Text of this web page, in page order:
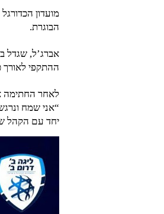
הבוגרת.
ההתקפי לאורך
לאחר החתימה
“אני שמח
יחד עם הקהל